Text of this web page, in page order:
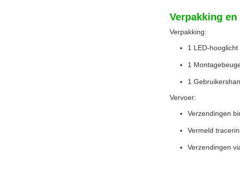
Verpakking
Verpakking:
1 LED-hooglicht
1
1
Vervoer:
Verzendingen
Vermeld
Verzendingen